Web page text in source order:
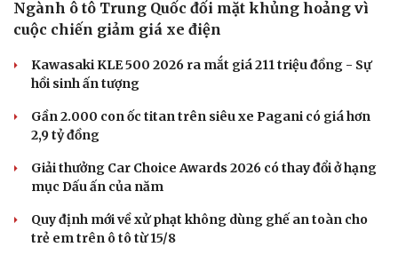
Ngành ô tô Trung Quốc đối mặt khủng hoảng vì
cuộc chiến giảm giá xe điện
Kawasaki KLE 500 2026 ra mắt giá 211 triệu đồng - Sự
hồi sinh ấn tượng
Gần 2.000 con ốc titan trên siêu xe Pagani có giá hơn
2,9 tỷ đồng
Giải thưởng Car Choice Awards 2026 có thay đổi ở hạng
mục Dấu ấn của năm
Quy định mới về xử phạt không dùng ghế an toàn cho
trẻ em trên ô tô từ 15/8